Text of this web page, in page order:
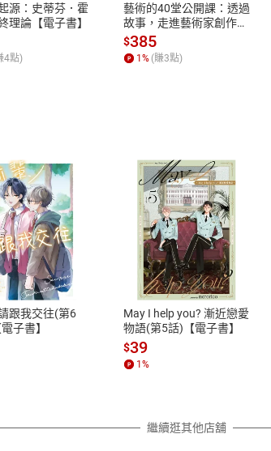
退換貨規範
本店是否提供消費者保護法七日猶
之權利，遽消費者保護法及通訊交
除權合理例外情事適用準則，依商
質各有不同規定。詳細退換貨說明
照各商品說明。
源：史蒂芬．霍
理論【電子書】
4點)
藝術的40堂公開課：透過
故事，走進藝術家創作現
場，看藝術如何誕生、如
何形塑人類生活【電子
書】
$385
1 % (賺3點)
跟我交往(第6
子書】
May I help you? 漸近戀愛
物語(第5話)【電子書】
$39
1%
繼續逛其他店舖